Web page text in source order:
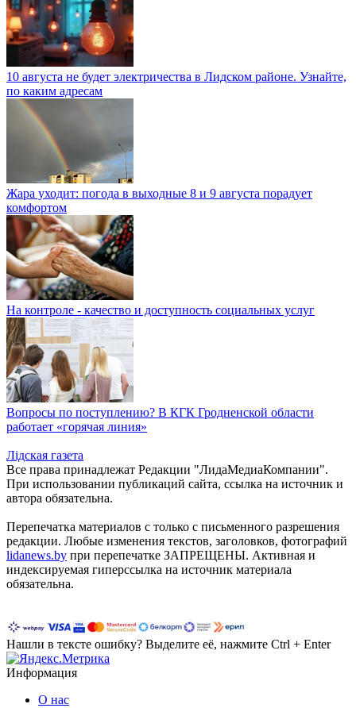
10 августа не будет электричества в Лидском районе. Узнайте,
по каким адресам
Жара уходит: погода в выходные 8 и 9 августа порадует
комфортом
На контроле - качество и доступность социальных услуг
Вопросы по поступлению? В КГК Гродненской области
работает «горячая линия»
Лiдская газета
Все права принадлежат Редакции "ЛидаМедиаКомпании".
При использовании публикаций сайта, ссылка на источник и
автора обязательна.
Перепечатка материалов c только с письменного разрешения
редакции. Любые изменения текстов, заголовков, фотографий
lidanews.by при перепечатке ЗАПРЕЩЕНЫ. Активная и
индексируемая гиперссылка на источник материала
обязательна.
Нашли в тексте ошибку? Выделите её, нажмите Ctrl + Enter
Информация
О нас